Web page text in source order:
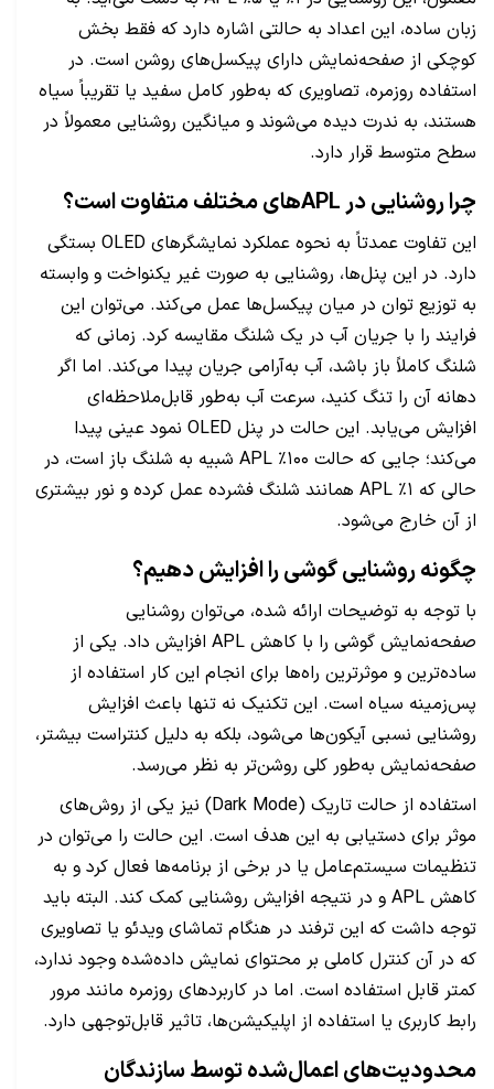
زبان ساده، این اعداد به حالتی اشاره دارد که فقط بخش
کوچکی از صفحه‌نمایش دارای پیکسل‌های روشن است. در
استفاده روزمره، تصاویری که به‌طور کامل سفید یا تقریباً سیاه
هستند، به ندرت دیده می‌شوند و میانگین روشنایی معمولاً در
سطح متوسط قرار دارد.
چرا روشنایی در APL‌های مختلف متفاوت است؟
این تفاوت عمدتاً به نحوه عملکرد نمایشگرهای OLED بستگی
دارد. در این پنل‌ها، روشنایی به صورت غیر یکنواخت و وابسته
به توزیع توان در میان پیکسل‌ها عمل می‌کند. می‌توان این
فرایند را با جریان آب در یک شلنگ مقایسه کرد. زمانی که
شلنگ کاملاً باز باشد، آب به‌آرامی جریان پیدا می‌کند. اما اگر
دهانه آن را تنگ کنید، سرعت آب به‌طور قابل‌ملاحظه‌ای
افزایش می‌یابد. این حالت در پنل OLED نمود عینی پیدا
می‌کند؛ جایی که حالت ۱۰۰٪ APL شبیه به شلنگ باز است، در
حالی که ۱٪ APL همانند شلنگ فشرده عمل کرده و نور بیشتری
از آن خارج می‌شود.
چگونه روشنایی گوشی را افزایش دهیم؟
با توجه به توضیحات ارائه شده، می‌توان روشنایی
صفحه‌نمایش گوشی را با کاهش APL افزایش داد. یکی از
ساده‌ترین و موثرترین راه‌ها برای انجام این کار استفاده از
پس‌زمینه سیاه است. این تکنیک نه تنها باعث افزایش
روشنایی نسبی آیکون‌ها می‌شود، بلکه به دلیل کنتراست بیشتر،
صفحه‌نمایش به‌طور کلی روشن‌تر به نظر می‌رسد.
استفاده از حالت تاریک (Dark Mode) نیز یکی از روش‌های
موثر برای دستیابی به این هدف است. این حالت را می‌توان در
تنظیمات سیستم‌عامل یا در برخی از برنامه‌ها فعال کرد و به
کاهش APL و در نتیجه افزایش روشنایی کمک کند. البته باید
توجه داشت که این ترفند در هنگام تماشای ویدئو یا تصاویری
که در آن کنترل کاملی بر محتوای نمایش داده‌شده وجود ندارد،
کمتر قابل استفاده است. اما در کاربردهای روزمره مانند مرور
رابط کاربری یا استفاده از اپلیکیشن‌ها، تاثیر قابل‌توجهی دارد.
محدودیت‌های اعمال‌شده توسط سازندگان